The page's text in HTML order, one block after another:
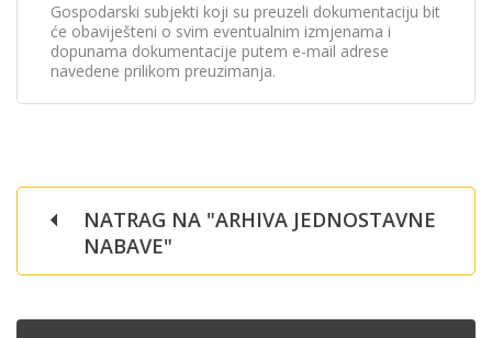
Gospodarski subjekti koji su preuzeli dokumentaciju bit
će obaviješteni o svim eventualnim izmjenama i
dopunama dokumentacije putem e-mail adrese
navedene prilikom preuzimanja.
NATRAG NA "ARHIVA JEDNOSTAVNE
NABAVE"